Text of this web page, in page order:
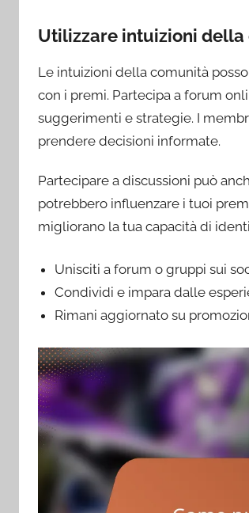
Utilizzare intuizioni
Le intuizioni della comunità
con i premi. Partecipa a forum
suggerimenti e strategie. I
prendere decisioni informate.
Partecipare a discussioni può
potrebbero influenzare i tuoi
migliorano la tua capacità di
Unisciti a forum o gruppi sui
Condividi e impara dalle
Rimani aggiornato su